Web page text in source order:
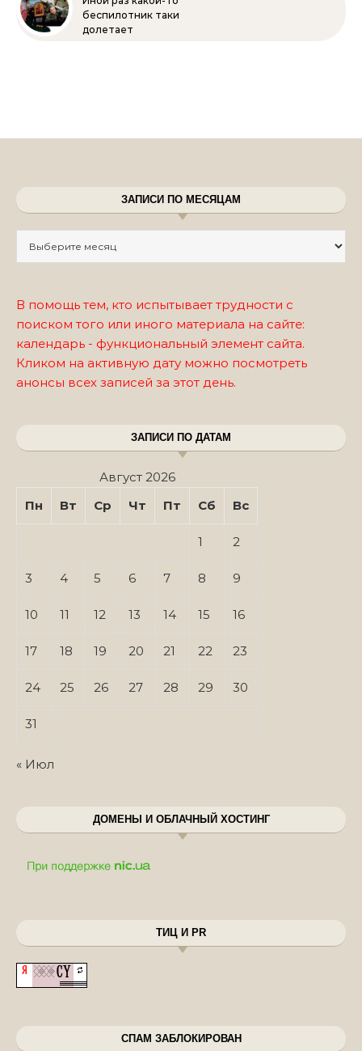
беспилотник таки
долетает
ЗАПИСИ ПО МЕСЯЦАМ
В помощь тем, кто испытывает трудности с
поиском того или иного материала на сайте:
календарь - функциональный элемент сайта.
Кликом на активную дату можно посмотреть
анонсы всех записей за этот день.
ЗАПИСИ ПО ДАТАМ
Август 2026
Пн
Вт Ср Чт Пт Сб Вс
1 2
3 4 5 6 7 8 9
10 11 12 13 14 15 16
17 18 19 20 21 22 23
24 25 26 27 28 29 30
31
« Июл
ДОМЕНЫ И ОБЛАЧНЫЙ ХОСТИНГ
ТИЦ И PR
СПАМ ЗАБЛОКИРОВАН